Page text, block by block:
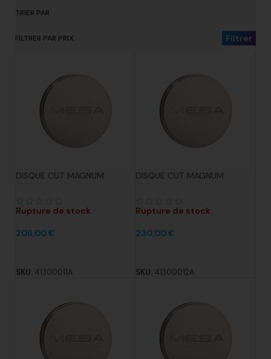
TRIER PAR
FILTRER PAR PRIX Filtrer
DISQUE CUT MAGNUM
4
Rupture de stock
206,00€
SKU: 41300011A
DISQUE CUT MAGNUM
4
Rupture de stock
230,00€
SKU: 41300012A